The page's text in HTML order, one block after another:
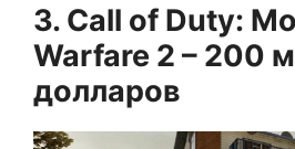
3. Call of Duty:
Warfare 2 – 200
долларов